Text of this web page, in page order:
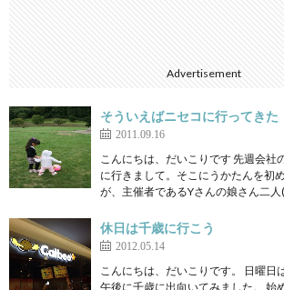
Advertisement
そういえばニセコに行ってきた
2011.09.16
こんにちは、だいこりです 先週会社
に行きまして。そこにうかたんを初
が、主催者であるYさんの娘さん二
休日は千歳に行こう
2012.05.14
こんにちは、だいこりです。 日曜日
午後に千歳に出向いてみました。 始